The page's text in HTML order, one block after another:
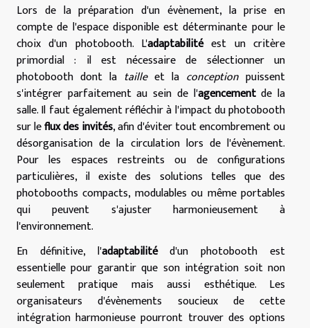
Lors de la préparation d'un évènement, la prise en
compte de l'espace disponible est déterminante pour le
choix d'un photobooth. L'adaptabilitéest un critère
primordial : il est nécessaire de sélectionner un
photobooth dont la tailleet la conception puissent
s'intégrer parfaitement au sein de l'agencementde la
salle. Il faut également réfléchir à l'impact du photobooth
sur leflux des invités, afin d'éviter tout encombrement ou
désorganisation de la circulation lors de l'évènement.
Pour les espaces restreints ou de configurations
particulières, il existe des solutions telles que des
photobooths compacts, modulables ou même portables
qui peuvent s'ajuster harmonieusement à
l'environnement.
En définitive, l'adaptabilitéd'un photobooth est
essentielle pour garantir que son intégration soit non
seulement pratique mais aussi esthétique. Les
organisateurs d'évènements soucieux de cette
intégration harmonieuse pourront trouver des options